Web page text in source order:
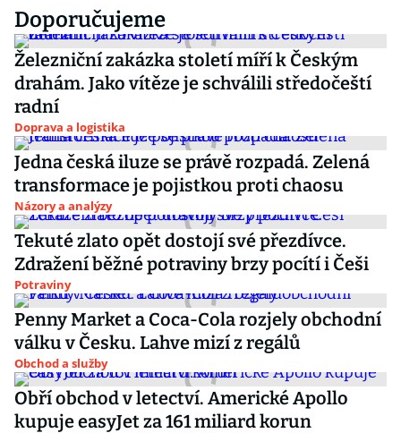
Doporučujeme
Železniční zakázka století míří k Českým
drahám. Jako vítěze je schválili středočeští
radní
Doprava a logistika
Jedna česká iluze se právě rozpadá. Zelená
transformace je pojistkou proti chaosu
Názory a analýzy
Tekuté zlato opět dostojí své přezdívce.
Zdražení běžné potraviny brzy pocítí i Češi
Potraviny
Penny Market a Coca-Cola rozjely obchodní
válku v Česku. Lahve mizí z regálů
Obchod a služby
Obří obchod v letectví. Americké Apollo
kupuje easyJet za 161 miliard korun